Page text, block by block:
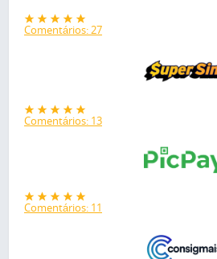
Comentários: 27
Comentários: 13
Comentários: 11